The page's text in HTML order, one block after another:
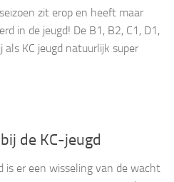
zit erop en heeft maar
in de jeugd! De B1, B2, C1, D1,
als KC jeugd natuurlijk super
de KC-jeugd
is er een wisseling van de wacht